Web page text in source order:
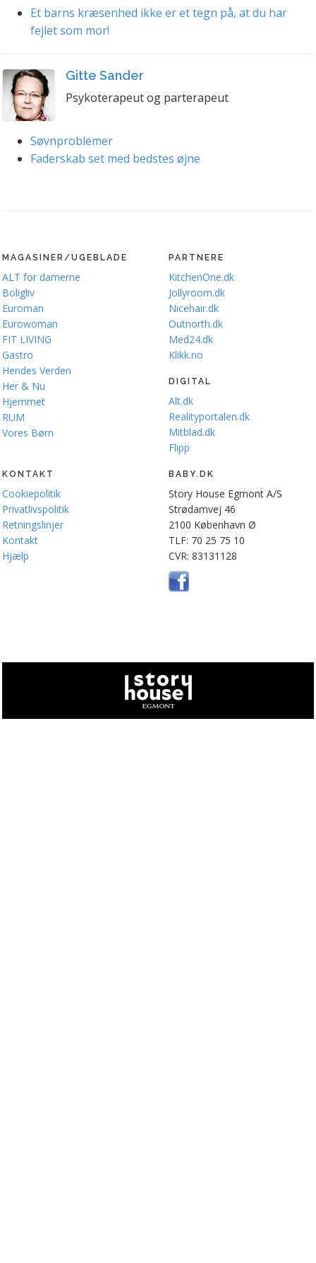
Et barns kræsenhed ikke er et tegn på, at du har
fejlet som mor!
Gitte Sander
Psykoterapeut og parterapeut
Søvnproblemer
Faderskab set med bedstes øjne
MAGASINER/UGEBLADE
ALT for damerne
Boligliv
Euroman
Eurowoman
FIT LIVING
Gastro
Hendes Verden
Her & Nu
Hjemmet
RUM
Vores Børn
PARTNERE
KitchenOne.dk
Jollyroom.dk
Nicehair.dk
Outnorth.dk
Med24.dk
Klikk.no
DIGITAL
Alt.dk
Realityportalen.dk
Mitblad.dk
Flipp
KONTAKT
Cookiepolitik
Privatlivspolitik
Retningslinjer
Kontakt
Hjælp
BABY.DK
Story House Egmont A/S
Strødamvej 46
2100 København Ø
TLF: 70 25 75 10
CVR: 83131128